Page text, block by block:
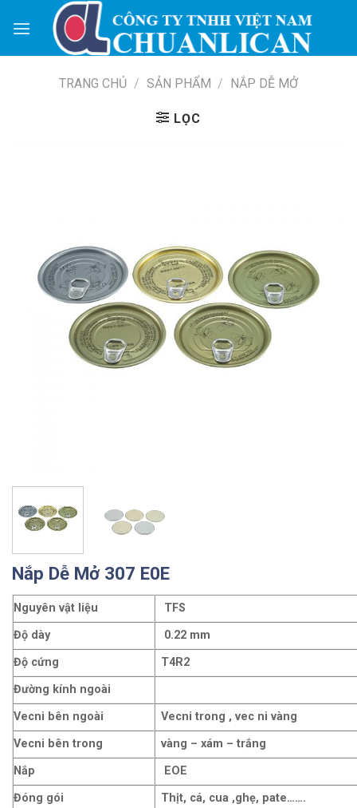
TRANG CHỦ / SẢN PHẨM / NẮP DỄ MỞ
LỌC
Nắp Dễ Mở 307 E0E
Nguyên vật liệu
TFS
Độ dày
0.22 mm
Độ cứng
T4R2
Đường kính ngoài
Vecni bên ngoài
Vecni trong , vec ni vàng
Vecni bên trong
vàng – xám – trắng
Nắp
EOE
Đóng gói
Thịt, cá, cua ,ghẹ, pate…….